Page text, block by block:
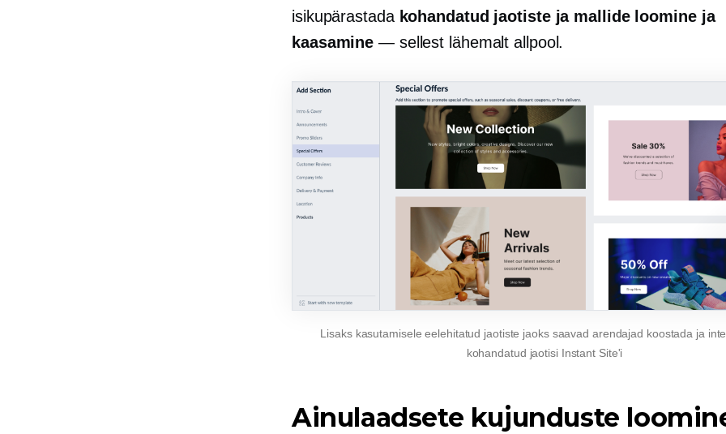
isikupärastada kohandatud jaotiste ja mallide loomine ja
kaasamine — sellest lähemalt allpool.
Lisaks kasutamiseleeelehitatud jaotiste jaoks saavad arendajad koostada ja
kohandatud jaotisi Instant Site'i
Ainulaadsete kujunduste